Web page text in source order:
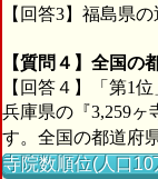
【回答3】福島県
【質問４】全国の
【回答４】「第1
兵庫県の『3,259ヶ
す。全国の都道府
寺院数順位(人口